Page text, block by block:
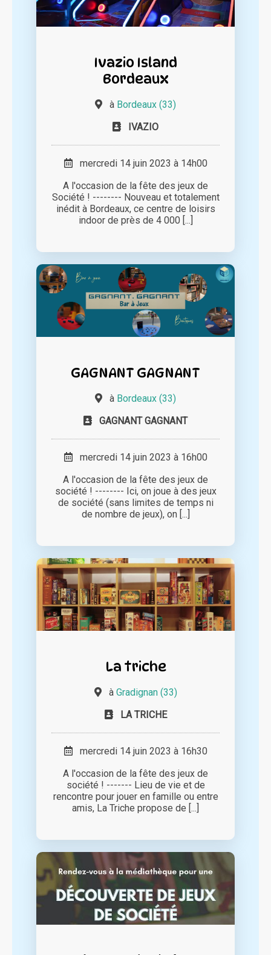
Ivazio Island
Bordeaux
à Bordeaux (33)
IVAZIO
mercredi 14 juin 2023 à 14h00
A l'occasion de la fête des jeux de
Société ! -------- Nouveau et totalement
inédit à Bordeaux, ce centre de loisirs
indoor de près de 4 000 [...]
GAGNANT GAGNANT
à Bordeaux (33)
GAGNANT GAGNANT
mercredi 14 juin 2023 à 16h00
A l'occasion de la fête des jeux de
société ! -------- Ici, on joue à des jeux
de société (sans limites de temps ni
de nombre de jeux), on [...]
La triche
à Gradignan (33)
LA TRICHE
mercredi 14 juin 2023 à 16h30
A l'occasion de la fête des jeux de
société ! ------- Lieu de vie et de
rencontre pour jouer en famille ou entre
amis, La Triche propose de [...]